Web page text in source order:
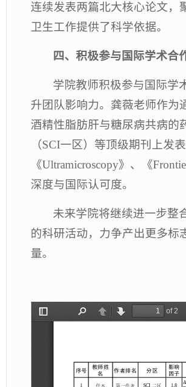
连续发表两篇北大核心论文，
卫生工作提供了科学依据。
四、积极参与国际学术合
学院教师积极参与国际学
升团队影响力。龚薇老师作为
酒精性脂肪肝与糖尿病共病的
（SCI一区）等顶级期刊上发
《Ultramicroscopy》、《
深度与国际认可度。
未来学院将继续进一步整
的科研活动，力争产出更多标
量。